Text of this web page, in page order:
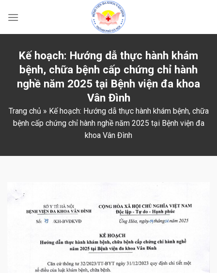
Kế hoạch: Hướng dẫ thực hành khám
bệnh, chữa bệnh cấp chứng chỉ hành
nghề năm 2025 tại Bệnh viện đa khoa
Vân Đình
Trang chủ » Kế hoạch: Hướng dẫ thực hành khám bệnh, chữa
bệnh cấp chứng chỉ hành nghề năm 2025 tại Bệnh viện đa
khoa Vân Đình